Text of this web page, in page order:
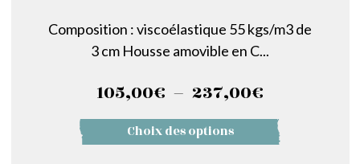
Composition : viscoélastique 55 kgs/m3 de
3 cm Housse amovible en C...
105,00€ – 237,00€
de
prix :
Choix des options